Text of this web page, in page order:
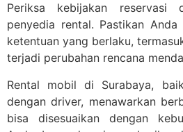
Periksa kebijakan reservasi
penyedia rental. Pastikan
ketentuan yang berlaku,
terjadi perubahan rencana
Rental mobil di Surabaya,
dengan driver, menawarkan
bisa disesuaikan dengan